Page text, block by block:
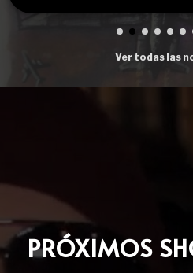
Ver todas las
PRÓXIMOS